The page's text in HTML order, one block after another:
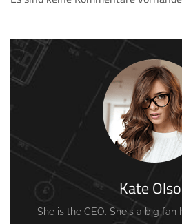
Kate
She is the CEO. She's a big fan